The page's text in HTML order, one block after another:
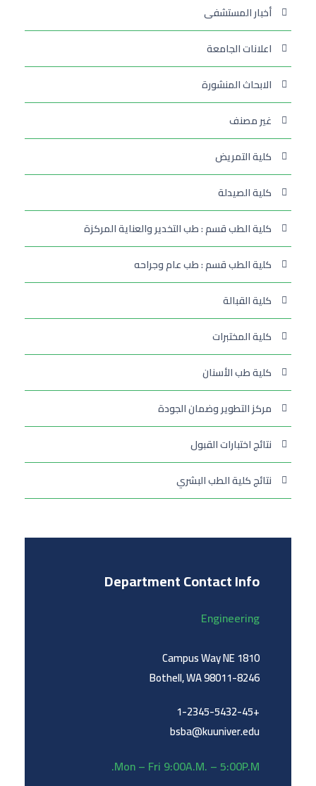
أخبار المستشفى
اعلانات الجامعة
الابحاث المنشورة
غير مصنف
كلية التمريض
كلية الصيدلة
كلية الطب قسم : طب التخدير والعناية المركزة
كلية الطب قسم : طب عام وجراحه
كلية القبالة
كلية المختبرات
كلية طب الأسنان
مركز التطوير وضمان الجودة
نتائج اختبارات القبول
نتائج كلية الطب البشري
Department Contact Info
Engineering
1810 Campus Way NE
Bothell, WA 98011-8246
+1-2345-5432-45
bsba@kuuniver.edu
Mon – Fri 9:00A.M. – 5:00P.M.